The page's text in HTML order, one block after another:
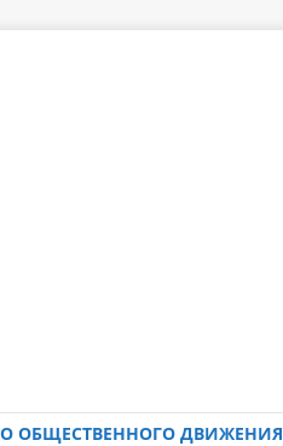
ОБЩЕСТВЕННОГО ДВИЖЕНИЯ